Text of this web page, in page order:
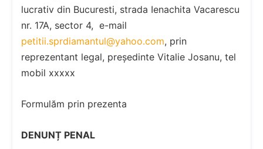
lucrativ din Bucuresti, strada Ienachita Vacarescu
nr. 17A, sector 4, e-mail
petitii.sprdiamantul@yahoo.com, prin
reprezentant legal, președinte Vitalie Josanu, tel
mobil xxxxx
Formulăm prin prezenta
DENUNȚ PENAL